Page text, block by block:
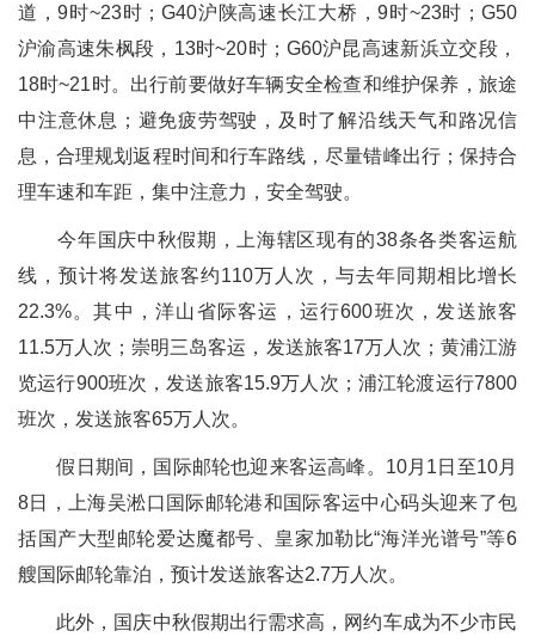
道，9时~23时；G40沪陕高速长江大桥，9时~23时；G50
沪渝高速朱枫段，13时~20时；G60沪昆高速新浜立交段，
18时~21时。出行前要做好车辆安全检查和维护保养，旅途
中注意休息；避免疲劳驾驶，及时了解沿线天气和路况信
息，合理规划返程时间和行车路线，尽量错峰出行；保持合
理车速和车距，集中注意力，安全驾驶。
今年国庆中秋假期，上海辖区现有的38条各类客运航
线，预计将发送旅客约110万人次，与去年同期相比增长
22.3%。其中，洋山省际客运，运行600班次，发送旅客
11.5万人次；崇明三岛客运，发送旅客17万人次；黄浦江游
览运行900班次，发送旅客15.9万人次；浦江轮渡运行7800
班次，发送旅客65万人次。
假日期间，国际邮轮也迎来客运高峰。10月1日至10月
8日，上海吴淞口国际邮轮港和国际客运中心码头迎来了包
括国产大型邮轮爱达魔都号、皇家加勒比“海洋光谱号”等6
艘国际邮轮靠泊，预计发送旅客达2.7万人次。
此外，国庆中秋假期出行需求高，网约车成为不少市民